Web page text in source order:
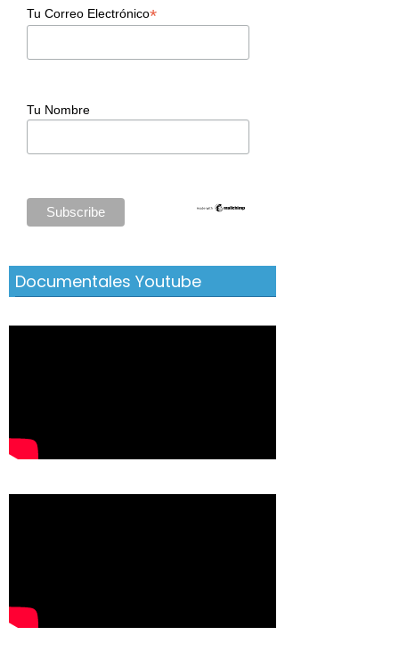
Tu Correo Electrónico*
Tu Nombre
Documentales Youtube